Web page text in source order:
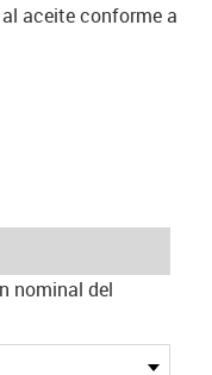
aceite conforme a
nominal del